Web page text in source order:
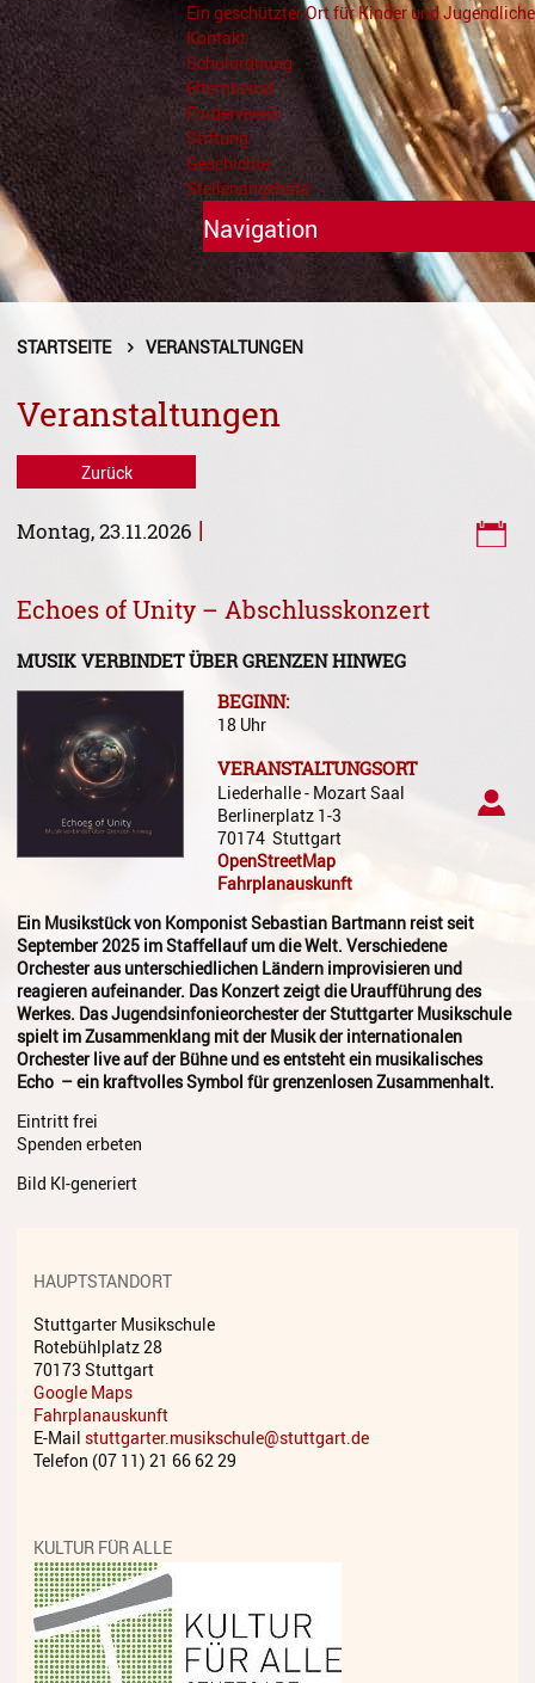
Ein geschützter Ort für Kinder und Jugendliche
Kontakt
Schulordnung
Elternbeirat
Förderverein
Stiftung
Geschichte
Stellenangebote
Navigation
Unterricht
Fächer A - Z
Komposition
Musikproduktion, DJing und
Recording
Musiktheater - Stage
Coaching
Musiktheorie
Musiktherapie
MuM - Musikunterricht für
Menschen mit Behinderung
RockPopJazz
Talentförderung
Fördermöglichkeiten
Mietinstrumente
STARTSEITE VERANSTALTUNGEN
Veranstaltungen
Zurück
Montag, 23.11.2026 |
Echoes of Unity – Abschlusskonzert
MUSIK VERBINDET ÜBER GRENZEN HINWEG
BEGINN:
18 Uhr
VERANSTALTUNGSORT
Liederhalle - Mozart Saal
Berlinerplatz 1-3
70174 Stuttgart
OpenStreetMap
Fahrplanauskunft
Ein Musikstück von Komponist Sebastian Bartmann reist seit
September 2025 im Staffellauf um die Welt. Verschiedene
Orchester aus unterschiedlichen Ländern improvisieren und
reagieren aufeinander. Das Konzert zeigt die Uraufführung des
Werkes. Das Jugendsinfonieorchester der Stuttgarter Musikschule
spielt im Zusammenklang mit der Musik der internationalen
Orchester live auf der Bühne und es entsteht ein musikalisches
Echo – ein kraftvolles Symbol für grenzenlosen Zusammenhalt.
Eintritt frei
Spenden erbeten
Bild KI-generiert
HAUPTSTANDORT
Stuttgarter Musikschule
Rotebühlplatz 28
70173 Stuttgart
Google Maps
Fahrplanauskunft
E-Mail stuttgarter.musikschule@stuttgart.de
Telefon (07 11) 21 66 62 29
KULTUR FÜR ALLE